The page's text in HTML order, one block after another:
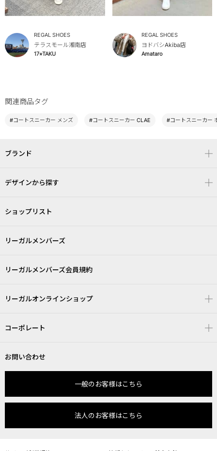
REGAL SHOES
テラスモール湘南店
17⭐︎TAKU
REGAL SHOES
ヨドバシAkiba店
Amataro
関連商品タグ
#コートスニーカー メンズ #コートスニーカー CLAE #コートスニーカー
ブランド
デザインから探す
ショップリスト
リーガルメンバーズ
リーガルメンバーズ会員規約
リーガルオンラインショップ
コーポレート
お問い合わせ
一般のお客様はこちら
法人のお客様はこちら